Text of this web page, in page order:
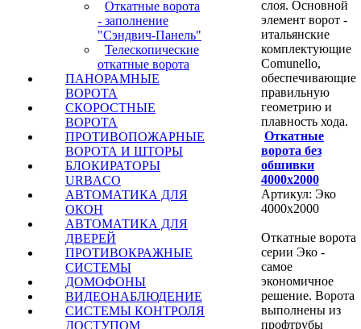
Откатные ворота
- заполнение
"Сэндвич-Панель"
Телескопические
откатные ворота
ПАНОРАМНЫЕ
ВОРОТА
СКОРОСТНЫЕ
ВОРОТА
ПРОТИВОПОЖАРНЫЕ
ВОРОТА И ШТОРЫ
БЛОКИРАТОРЫ
URBACO
АВТОМАТИКА ДЛЯ
ОКОН
АВТОМАТИКА ДЛЯ
ДВЕРЕЙ
ПРОТИВОКРАЖНЫЕ
СИСТЕМЫ
ДОМОФОНЫ
ВИДЕОНАБЛЮДЕНИЕ
СИСТЕМЫ КОНТРОЛЯ
ДОСТУПОМ
слоя. Основной
элемент ворот -
итальянские
комплектующие
Comunello,
обеспечивающие
правильную
геометрию и
плавность хода.
Откатные
ворота без
обшивки
4000х2000
Артикул: Эко
4000х2000
Откатные ворота
серии Эко -
самое
экономичное
решение. Ворота
выполнены из
профтрубы